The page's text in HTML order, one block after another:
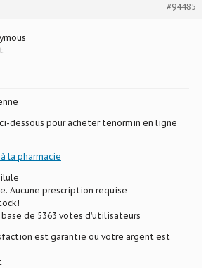
#94485
dessous pour acheter tenormin en ligne
la pharmacie
Aucune prescription requise
de 5363 votes d’utilisateurs
est garantie ou votre argent est